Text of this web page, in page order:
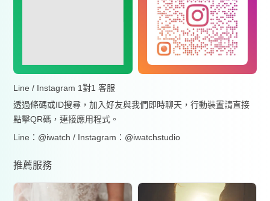
Line / Instagram 1對1 客服
透過條碼或ID搜尋，加入好友與我們即時聊天，行動裝置請直接
點擊QR碼，連接應用程式。
Line：@iwatch / Instagram：@iwatchstudio
推薦服務
價
價